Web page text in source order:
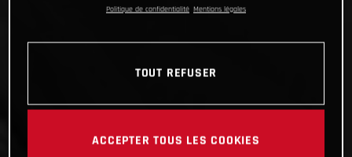
Politique de confidentialité Mentions légales
TOUT REFUSER
ACCEPTER TOUS LES COOKIES